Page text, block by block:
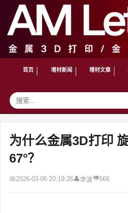
首页 增材新闻 增材文章
为什么金属3D打印
67°？
📅2026-03-06 20:19:26👤李波👁566